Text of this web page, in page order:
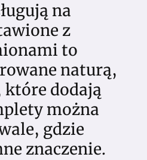
na
z
to
naturą,
dodają
można
gdzie
znaczenie.